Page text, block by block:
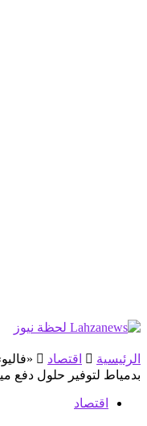
الرئيسية اقتصاد
بدمياط لتوفير حلول دفع
اقتصاد